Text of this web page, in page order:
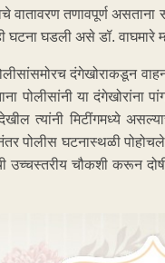
वातावरण तणावपूर्ण
घटना घडली असे डॉ. वाघमारे
दंगेखोराकडून
या दंगेखोरांना
त्यांनी मिटींगमध्ये
पोलीस घटनास्थळी
चौकशी करून